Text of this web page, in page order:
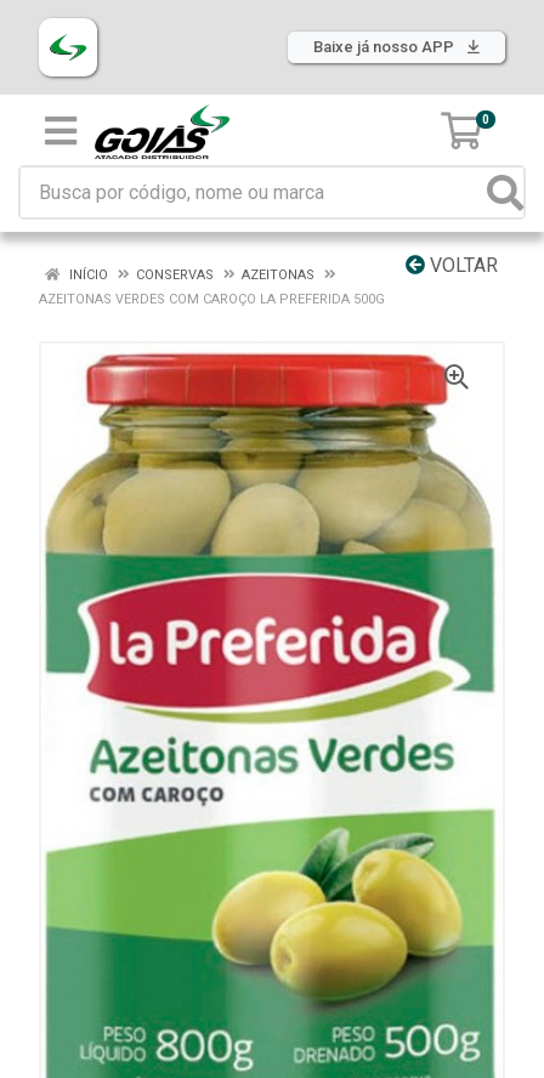
Baixe já nosso APP
0
VOLTAR
INÍCIO CONSERVAS
AZEITONAS
AZEITONAS VERDES COM CAROÇO LA PREFERIDA 500G